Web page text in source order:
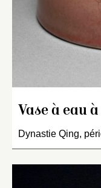
Vase à eau
Dynastie Qing,